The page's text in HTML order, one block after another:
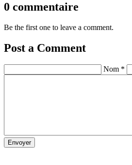
0 commentaire
Be the first one to leave a comment.
Post a Comment
Nom *